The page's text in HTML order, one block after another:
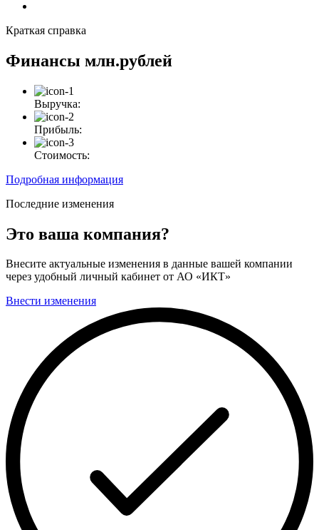
Краткая справка
Финансы млн.рублей
Выручка:
Прибыль:
Стоимость:
Подробная информация
Последние изменения
Это ваша компания?
Внесите актуальные изменения в данные вашей компании
через удобный личный кабинет от АО «ИКТ»
Внести изменения